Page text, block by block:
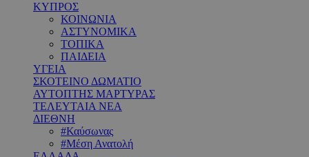
ΚΥΠΡΟΣ
ΚΟΙΝΩΝΙΑ
ΑΣΤΥΝΟΜΙΚΑ
ΤΟΠΙΚΑ
ΠΑΙΔΕΙΑ
ΥΓΕΙΑ
ΣΚΟΤΕΙΝΟ ΔΩΜΑΤΙΟ
ΑΥΤΟΠΤΗΣ ΜΑΡΤΥΡΑΣ
ΤΕΛΕΥΤΑΙΑ ΝΕΑ
ΔΙΕΘΝΗ
#Καύσωνας
#Μέση Ανατολή